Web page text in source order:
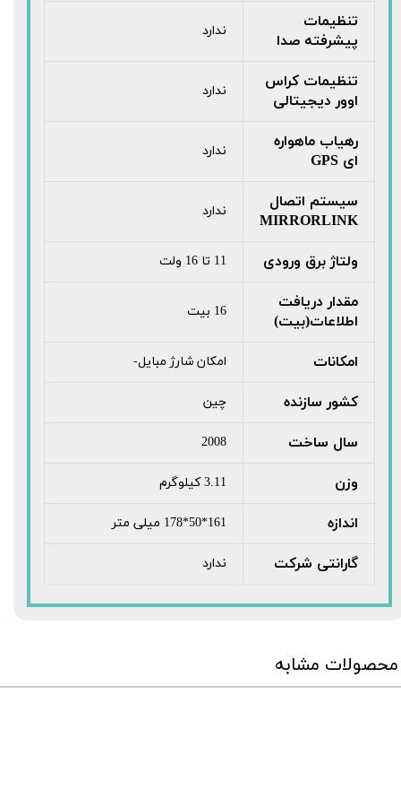
تنظیمات
پیشرفته صدا
ندارد
تنظیمات کراس
اوور دیجیتالی
ندارد
رهیاب ماهواره
ای GPS
ندارد
سیستم اتصال
MIRRORLINK
ندارد
ولتاژ برق ورودی 11 تا 16 ولت
مقدار دریافت
اطلاعات(بیت)
16 بیت
امکانات امکان شارژ مبایل-
کشور سازنده چین
سال ساخت 2008
وزن 3.11 کیلوگرم
اندازه 161*50*178 میلی متر
گارانتی شرکت ندارد
محصولات مشابه